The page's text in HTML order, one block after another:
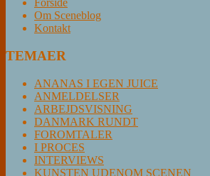
Forside
Om Sceneblog
Kontakt
TEMAER
ANANAS I EGEN JUICE
ANMELDELSER
ARBEJDSVISNING
DANMARK RUNDT
FOROMTALER
I PROCES
INTERVIEWS
KUNSTEN UDENOM SCENEN